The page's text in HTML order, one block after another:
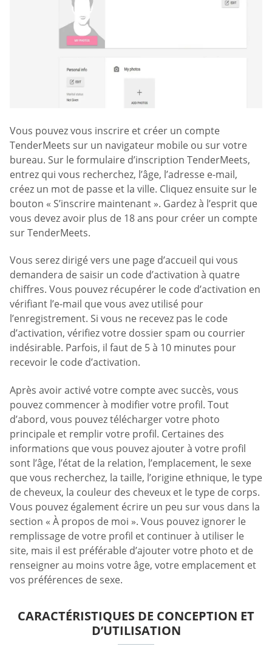
Vous pouvez vous inscrire et créer un compte
TenderMeets sur un navigateur mobile ou sur votre
bureau. Sur le formulaire d’inscription TenderMeets,
entrez qui vous recherchez, l’âge, l’adresse e-mail,
créez un mot de passe et la ville. Cliquez ensuite sur le
bouton « S’inscrire maintenant ». Gardez à l’esprit que
vous devez avoir plus de 18 ans pour créer un compte
sur TenderMeets.
Vous serez dirigé vers une page d’accueil qui vous
demandera de saisir un code d’activation à quatre
chiffres. Vous pouvez récupérer le code d’activation en
vérifiant l’e-mail que vous avez utilisé pour
l’enregistrement. Si vous ne recevez pas le code
d’activation, vérifiez votre dossier spam ou courrier
indésirable. Parfois, il faut de 5 à 10 minutes pour
recevoir le code d’activation.
Après avoir activé votre compte avec succès, vous
pouvez commencer à modifier votre profil. Tout
d’abord, vous pouvez télécharger votre photo
principale et remplir votre profil. Certaines des
informations que vous pouvez ajouter à votre profil
sont l’âge, l’état de la relation, l’emplacement, le sexe
que vous recherchez, la taille, l’origine ethnique, le type
de cheveux, la couleur des cheveux et le type de corps.
Vous pouvez également écrire un peu sur vous dans la
section « À propos de moi ». Vous pouvez ignorer le
remplissage de votre profil et continuer à utiliser le
site, mais il est préférable d’ajouter votre photo et de
renseigner au moins votre âge, votre emplacement et
vos préférences de sexe.
CARACTÉRISTIQUES DE CONCEPTION ET
D’UTILISATION